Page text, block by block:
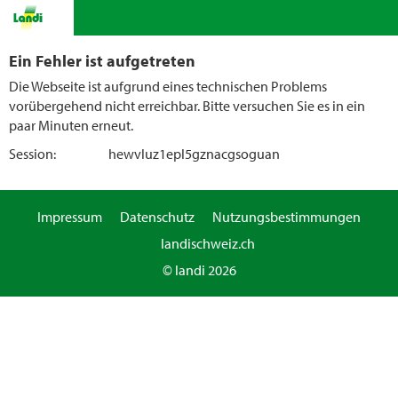
Ein Fehler ist aufgetreten
Die Webseite ist aufgrund eines technischen Problems
vorübergehend nicht erreichbar. Bitte versuchen Sie es in ein
paar Minuten erneut.
Session:
hewvluz1epl5gznacgsoguan
Impressum Datenschutz
Nutzungsbestimmungen
landischweiz.ch
© landi 2026